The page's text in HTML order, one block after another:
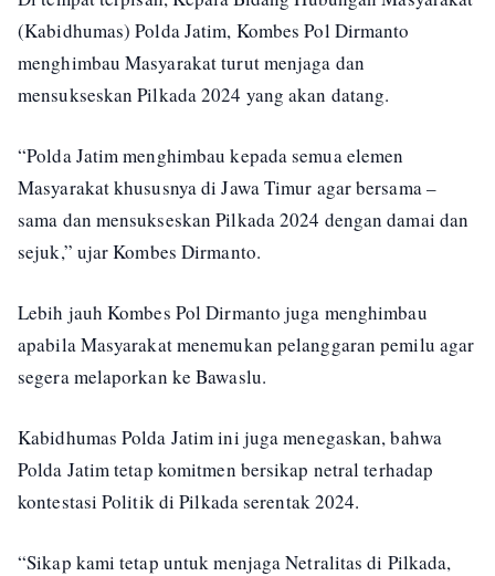
(Kabidhumas) Polda Jatim, Kombes Pol Dirmanto
menghimbau Masyarakat turut menjaga dan
mensukseskan Pilkada 2024 yang akan datang.
“Polda Jatim menghimbau kepada semua elemen
Masyarakat khususnya di Jawa Timur agar bersama –
sama dan mensukseskan Pilkada 2024 dengan damai dan
sejuk,” ujar Kombes Dirmanto.
Lebih jauh Kombes Pol Dirmanto juga menghimbau
apabila Masyarakat menemukan pelanggaran pemilu agar
segera melaporkan ke Bawaslu.
Kabidhumas Polda Jatim ini juga menegaskan, bahwa
Polda Jatim tetap komitmen bersikap netral terhadap
kontestasi Politik di Pilkada serentak 2024.
“Sikap kami tetap untuk menjaga Netralitas di Pilkada,